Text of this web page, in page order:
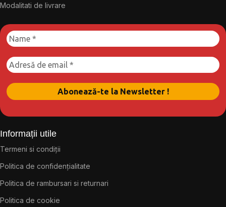
Modalitati de livrare
Informații utile
Termeni si condiții
Politica de confidențialitate
Politica de rambursari si returnari
Politica de cookie